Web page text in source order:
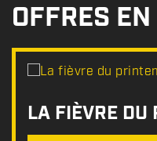
OFFRES
LA FIÈVRE